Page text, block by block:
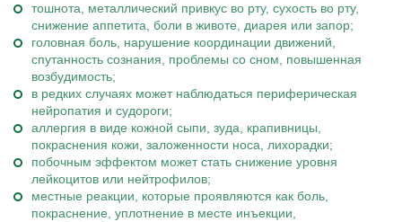
тошнота, металлический привкус во рту, сухость во рту,
снижение аппетита, боли в животе, диарея или запор;
головная боль, нарушение координации движений,
спутанность сознания, проблемы со сном, повышенная
возбудимость;
в редких случаях может наблюдаться периферическая
нейропатия и судороги;
аллергия в виде кожной сыпи, зуда, крапивницы,
покраснения кожи, заложенности носа, лихорадки;
побочным эффектом может стать снижение уровня
лейкоцитов или нейтрофилов;
местные реакции, которые проявляются как боль,
покраснение, уплотнение в месте инъекции,